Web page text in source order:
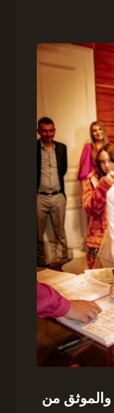
والموثق من